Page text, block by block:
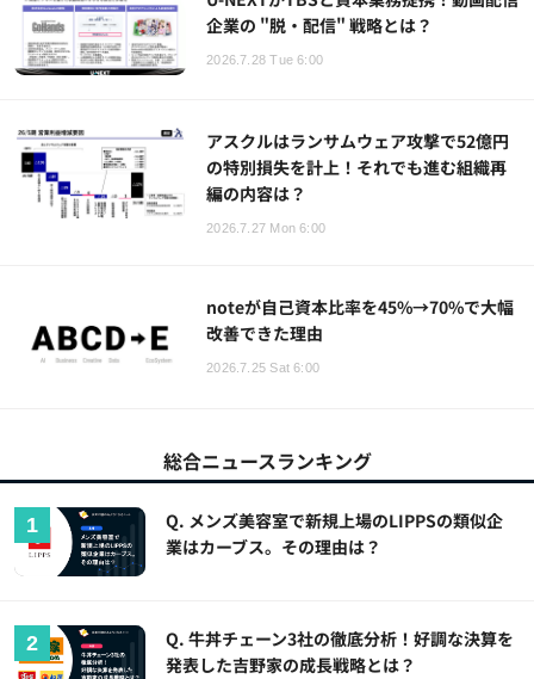
企業の "脱・配信" 戦略とは？
2026.7.28 Tue 6:00
アスクルはランサムウェア攻撃で52億円
の特別損失を計上！それでも進む組織再
編の内容は？
2026.7.27 Mon 6:00
noteが自己資本比率を45%→70%で大幅
改善できた理由
2026.7.25 Sat 6:00
総合ニュースランキング
Q. メンズ美容室で新規上場のLIPPSの類似企
業はカーブス。その理由は？
Q. 牛丼チェーン3社の徹底分析！好調な決算を
発表した吉野家の成長戦略とは？